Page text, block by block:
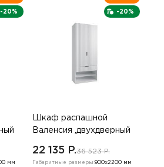
-20%
мм
-20%
Шкаф распашной
Валенсия ,двухдверный
22 135 P.36 523 P.
Габаритные размеры:900х2200 мм